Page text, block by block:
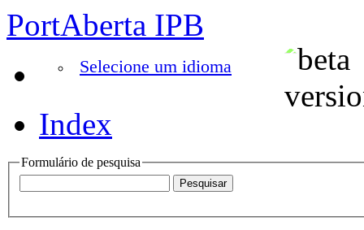
PortAberta IPB
Selecione um idioma
Index
Formulário de pesquisa